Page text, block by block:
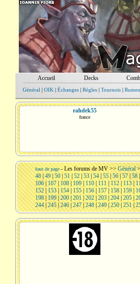
Accueil Decks
Général | OIK | Échanges| Règles| Tournois|
rahdek55
france
haut de page- Les forums de MV>> Général
48|49|50|51|52| 53|54|55|56|57|58
106| 107| 108| 109| 110| 111|112| 113|
152| 153| 154| 155|156| 157| 158| 159|
198| 199| 200| 201| 202| 203| 204| 205|
244| 245|246|247|248| 249| 250| 251|